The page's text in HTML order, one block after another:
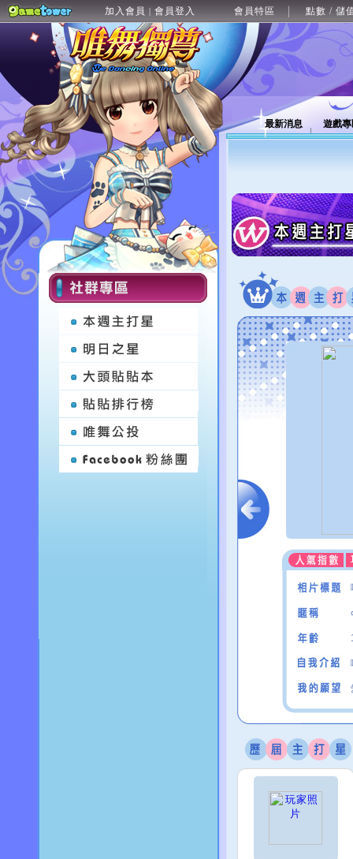
加入會員 | 會員登入 會員特區 點數 / 儲
最新消息 遊戲